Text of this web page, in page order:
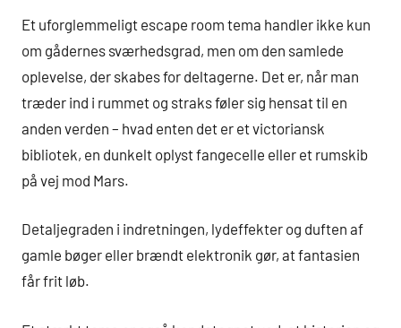
Et uforglemmeligt escape room tema handler ikke kun
om gådernes sværhedsgrad, men om den samlede
oplevelse, der skabes for deltagerne. Det er, når man
træder ind i rummet og straks føler sig hensat til en
anden verden – hvad enten det er et victoriansk
bibliotek, en dunkelt oplyst fangecelle eller et rumskib
på vej mod Mars.
Detaljegraden i indretningen, lydeffekter og duften af
gamle bøger eller brændt elektronik gør, at fantasien
får frit løb.